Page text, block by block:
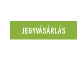
JEGYVÁSÁRLÁS